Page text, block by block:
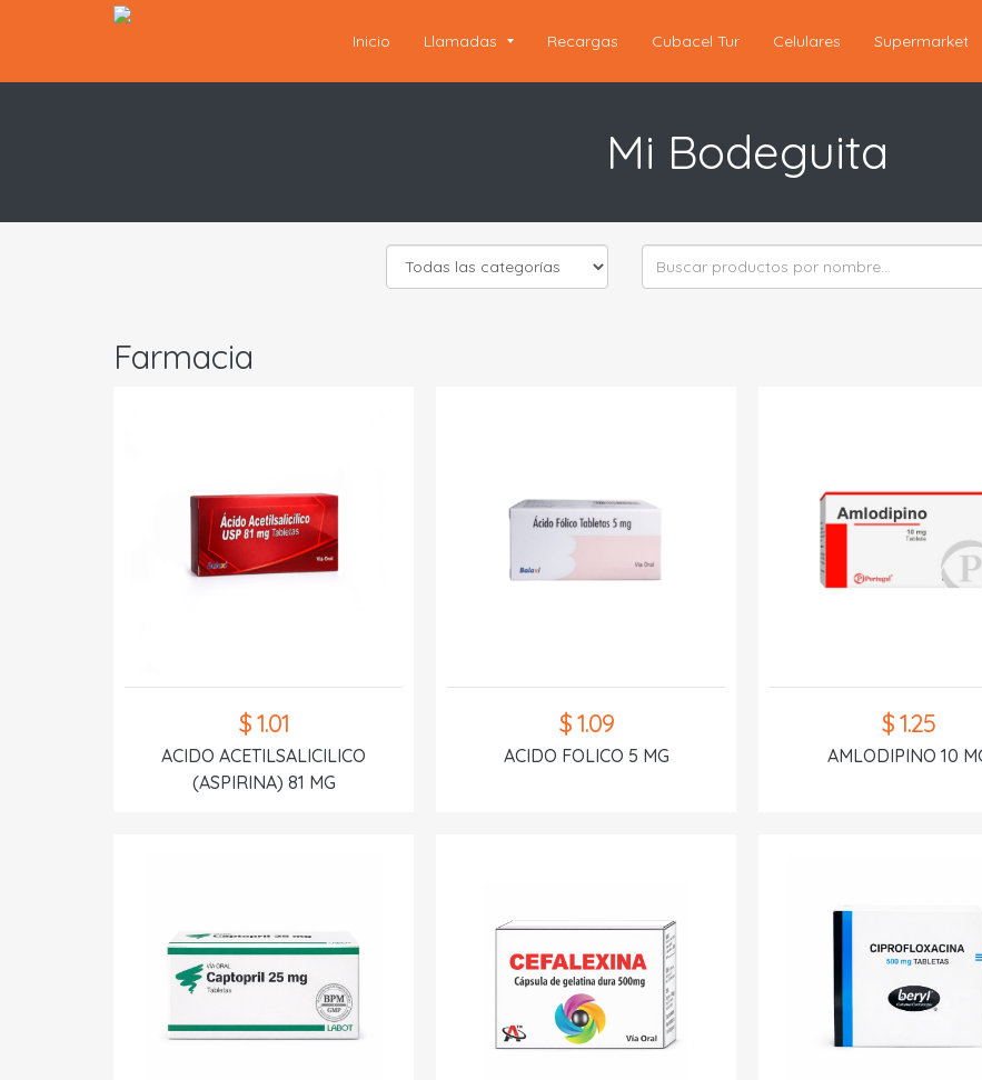
Inicio Llamadas Recargas Cubacel Tur Celulares Supermarket
Mi Bodeguita
Farmacia
$ 1.01
ACIDO ACETILSALICILICO
(ASPIRINA) 81 MG
$ 1.09
ACIDO FOLICO 5 MG
$ 1.25
AMLODIPINO 10